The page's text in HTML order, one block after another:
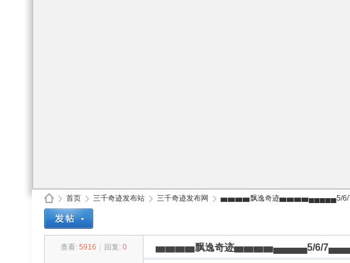
首页
›
三千奇迹发布站 三千奇迹发布网
›
▅▅▅▅飘逸奇迹▅▅▅▅▄▄▄▄▄5/6/
查看: 5916 回复: 0 ▅▅▅▅飘逸奇迹▅▅▅▅▄▄▄▄▄5/6/